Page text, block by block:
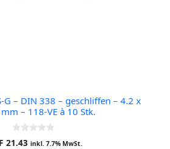
G – DIN 338 – geschliffen – 4.2 x
– 118-VE à 10 Stk.
0
o
21.43 inkl. 7.7% MwSt.